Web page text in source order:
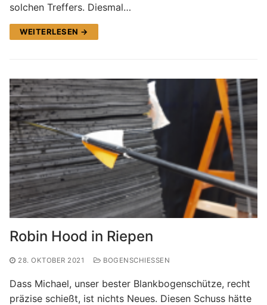
solchen Treffers. Diesmal…
WEITERLESEN →
Robin Hood in Riepen
28. OKTOBER 2021 BOGENSCHIESSEN
Dass Michael, unser bester Blankbogenschütze, recht
präzise schießt, ist nichts Neues. Diesen Schuss hätte